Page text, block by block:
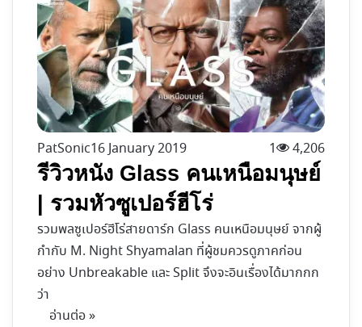
PatSonic16 January 2019 1 4,206
รีวิวหนัง Glass คนเหนือมนุษย์
| รวมหัวซูเปอร์ฮีโร่
รวมพลซูเปอร์ฮีโร่สายดาร์ก Glass คนเหนือมนุษย์ จากผู้
กำกับ M. Night Shyamalan ที่ผู้ชมควรดูภาคก่อน
อย่าง Unbreakable และ Split จึงจะอินเรื่องได้มากกก
ว่า
อ่านต่อ »